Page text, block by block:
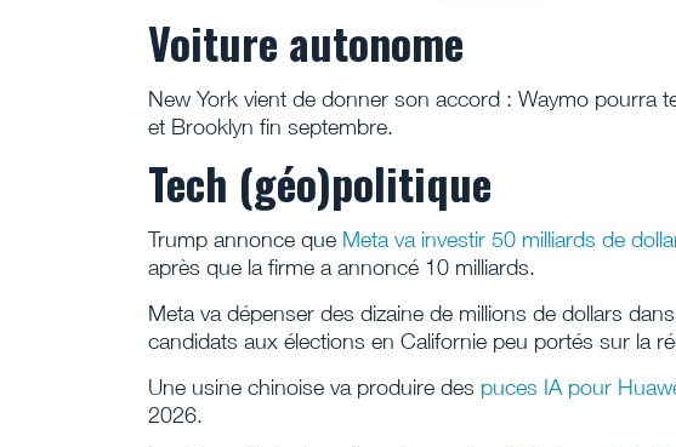
Voiture autonome
New York vient de donner son accord : Waymo pourra
et Brooklyn fin septembre.
Tech (géo)politique
Trump annonce que Meta va investir 50 milliards de
après que la firme a annoncé 10 milliards.
Meta va dépenser des dizaine de millions de dollars
candidats aux élections en Californie peu portés sur la
Une usine chinoise va produire des puces IA pour
2026.